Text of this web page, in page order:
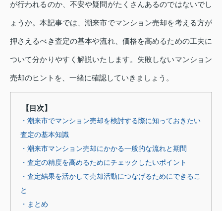
が行われるのか、不安や疑問がたくさんあるのではないでし
ょうか。本記事では、潮来市でマンション売却を考える方が
押さえるべき査定の基本や流れ、価格を高めるための工夫に
ついて分かりやすく解説いたします。失敗しないマンション
売却のヒントを、一緒に確認していきましょう。
【目次】
・潮来市でマンション売却を検討する際に知っておきたい
査定の基本知識
・潮来市マンション売却にかかる一般的な流れと期間
・査定の精度を高めるためにチェックしたいポイント
・査定結果を活かして売却活動につなげるためにできるこ
と
・まとめ